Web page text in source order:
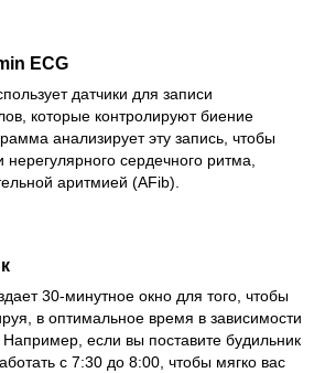
ECG
датчики для записи
которые контролируют биение
анализирует эту запись, чтобы
сердечного ритма,
аритмией (AFib).
30-минутное окно для того, чтобы
в оптимальное время в зависимости
если вы поставите будильник
с 7:30 до 8:00, чтобы мягко вас